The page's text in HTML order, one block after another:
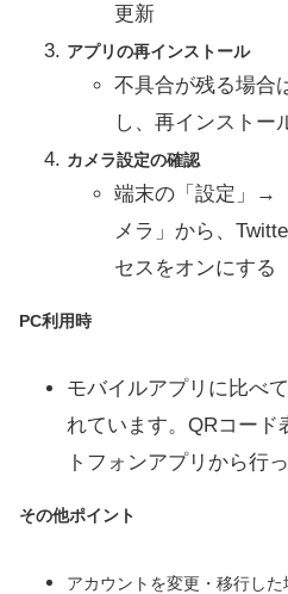
更新
アプリの再インストール
不具合が残る場合
し、再インストー
カメラ設定の確認
端末の「設定」→
メラ」から、
セスをオンにする
PC利用時
モバイルアプリに比べ
れています。QRコード
トフォンアプリから行
その他ポイント
アカウントを変更・移行し